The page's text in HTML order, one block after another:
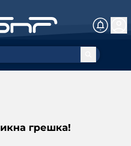
грешка!